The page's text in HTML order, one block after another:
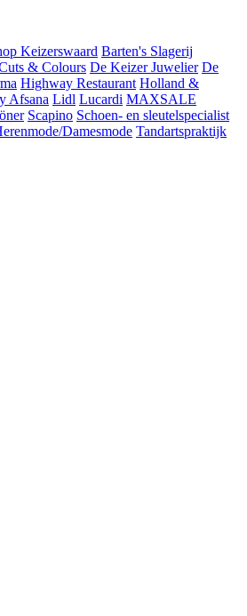
Keizerswaard Barten's Slagerij
& Colours De Keizer Juwelier De
Highway Restaurant Holland &
Afsana Lidl Lucardi MAXSALE
Scapino Schoen- en sleutelspecialist
Damesmode Tandartspraktijk